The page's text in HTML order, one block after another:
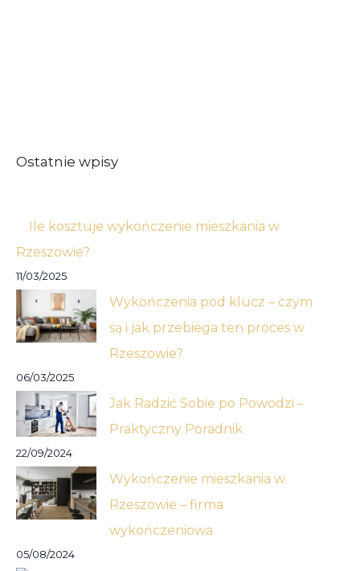
Ostatnie wpisy
Ile kosztuje wykończenie mieszkania w
Rzeszowie?
11/03/2025
Wykończenia pod klucz – czym
są i jak przebiega ten proces w
Rzeszowie?
06/03/2025
Jak Radzić Sobie po Powodzi –
Praktyczny Poradnik
22/09/2024
Wykończenie mieszkania w
Rzeszowie – firma
wykończeniowa
05/08/2024